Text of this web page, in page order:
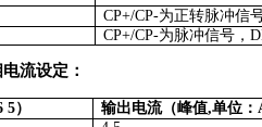
CP+/CP-为正转脉冲信
CP+/CP-为脉冲信号，
流设定：
5） 输出电流（峰值,单位：